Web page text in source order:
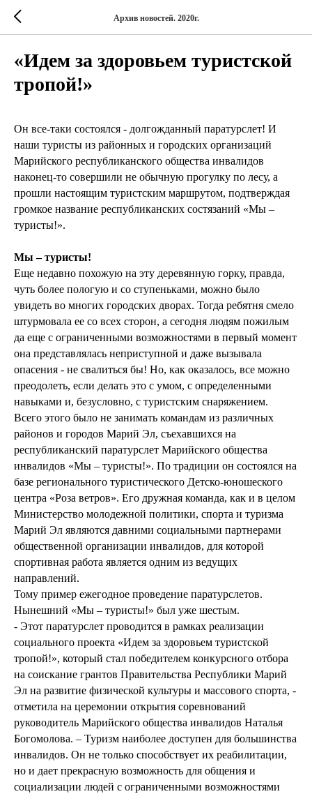
Архив новостей. 2020г.
«Идем за здоровьем туристской
тропой!»
Он все-таки состоялся - долгожданный паратурслет! И
наши туристы из районных и городских организаций
Марийского республиканского общества инвалидов
наконец-то совершили не обычную прогулку по лесу, а
прошли настоящим туристским маршрутом, подтверждая
громкое название республиканских состязаний «Мы –
туристы!».
Мы – туристы!
Еще недавно похожую на эту деревянную горку, правда,
чуть более пологую и со ступеньками, можно было
увидеть во многих городских дворах. Тогда ребятня смело
штурмовала ее со всех сторон, а сегодня людям пожилым
да еще с ограниченными возможностями в первый момент
она представлялась неприступной и даже вызывала
опасения - не свалиться бы! Но, как оказалось, все можно
преодолеть, если делать это с умом, с определенными
навыками и, безусловно, с туристским снаряжением.
Всего этого было не занимать командам из различных
районов и городов Марий Эл, съехавшихся на
республиканский паратурслет Марийского общества
инвалидов «Мы – туристы!». По традиции он состоялся на
базе регионального туристического Детско-юношеского
центра «Роза ветров». Его дружная команда, как и в целом
Министерство молодежной политики, спорта и туризма
Марий Эл являются давними социальными партнерами
общественной организации инвалидов, для которой
спортивная работа является одним из ведущих
направлений.
Тому пример ежегодное проведение паратурслетов.
Нынешний «Мы – туристы!» был уже шестым.
- Этот паратурслет проводится в рамках реализации
социального проекта «Идем за здоровьем туристской
тропой!», который стал победителем конкурсного отбора
на соискание грантов Правительства Республики Марий
Эл на развитие физической культуры и массового спорта, -
отметила на церемонии открытия соревнований
руководитель Марийского общества инвалидов Наталья
Богомолова. – Туризм наиболее доступен для большинства
инвалидов. Он не только способствует их реабилитации,
но и дает прекрасную возможность для общения и
социализации людей с ограниченными возможностями